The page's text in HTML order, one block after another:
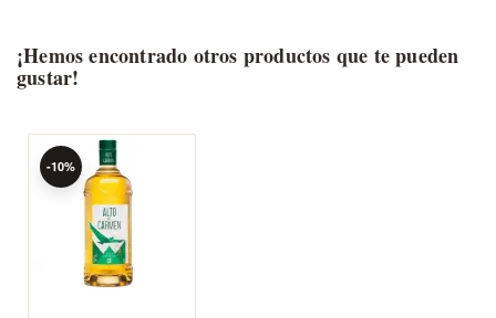
¡Hemos encontrado otros productos que te pueden
gustar!
-10%